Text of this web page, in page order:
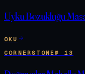
Uyku Bozukluğu
OKU
CORNERSTONE№ 13